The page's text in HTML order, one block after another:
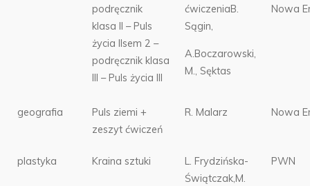
podręcznik
klasa II – Puls
życia IIsem 2 –
podręcznik klasa
III – Puls życia III
ćwiczeniaB.
Sągin,
A.Boczarowski,
M., Sęktas
Nowa
geografia
Puls ziemi +
zeszyt ćwiczeń
R. Malarz Nowa
plastyka Kraina sztuki
L. Frydzińska-
Świątczak,M.
PWN